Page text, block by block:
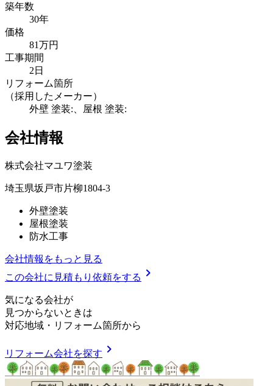
築年数
30年
価格
81万円
工事期間
2日
リフォーム箇所
（採用したメーカー）
外壁 塗装:、屋根 塗装:
会社情報
株式会社マユワ塗装
埼玉県坂戸市片柳1804-3
外壁塗装
屋根塗装
防水工事
会社情報をもっと見る
この会社に見積もり依頼をする chevron_right
気になる会社が
見つからないときは
対応地域 ・ リフォーム箇所から
リフォーム会社を探す chevron_right